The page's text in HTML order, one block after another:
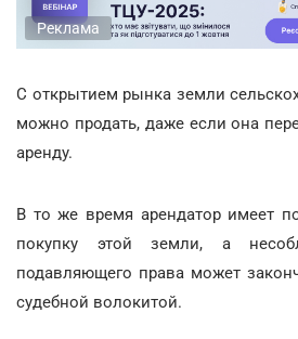
Реклама
С открытием рынка земли
можно продать, даже если она
аренду.
В то же время арендатор имеет
покупку этой земли, а
подавляющего права может
судебной волокитой.